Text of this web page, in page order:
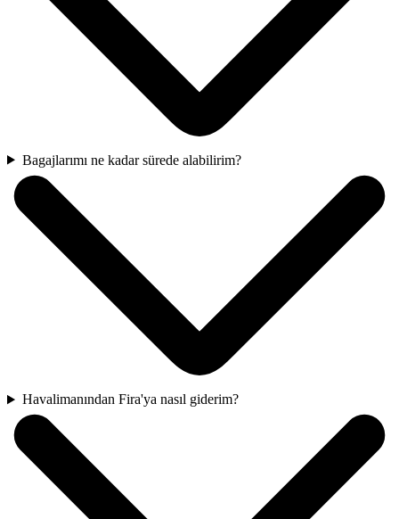
Bagajlarımı ne kadar sürede alabilirim?
Havalimanından Fira'ya nasıl giderim?